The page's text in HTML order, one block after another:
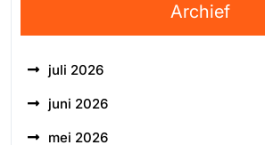
Archief
juli 2026
juni 2026
mei 2026